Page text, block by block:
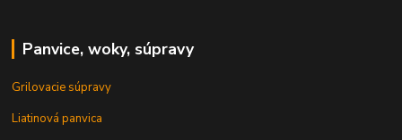
Panvice, woky, súpravy
Grilovacie súpravy
Liatinová panvica